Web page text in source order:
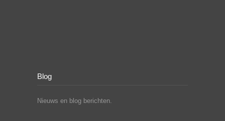
Blog
Nieuws en blog berichten.